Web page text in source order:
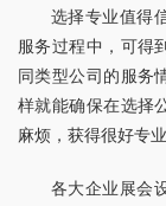
选择专业值得
服务过程中，可得
同类型公司的服务
样就能确保在选择
麻烦，获得很好专
各大企业展会